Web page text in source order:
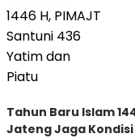
Tahun Baru Islam
Jateng Jaga